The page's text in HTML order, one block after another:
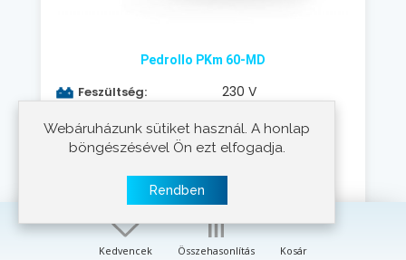
Pedrollo PKm 60-MD
Feszültség: 230 V
Emelőmagasság: 21-3 m
Szállítási teljesítmény: 5-55 liter/perc
Jótállás 2 év
Kedvencek Összehasonlítás Kosár
Webáruházunk sütiket használ. A honlap
böngészésével Ön ezt elfogadja.
Rendben